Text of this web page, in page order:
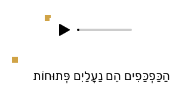
הַכַּפְכַּפִים הֵם נַעֲלַיִם פְּתוּחוֹת